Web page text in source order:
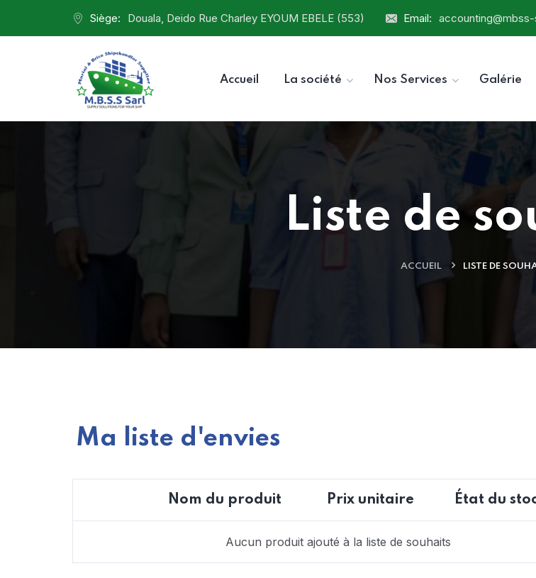
Siège: Douala, Deido Rue Charley EYOUM EBELE (553) Email:
Accueil La société Nos Services Galérie
Liste de
ACCUEIL LISTE DE
Ma liste d'envies
Nom du produit Prix unitaire État du
Aucun produit ajouté à la liste de souhaits